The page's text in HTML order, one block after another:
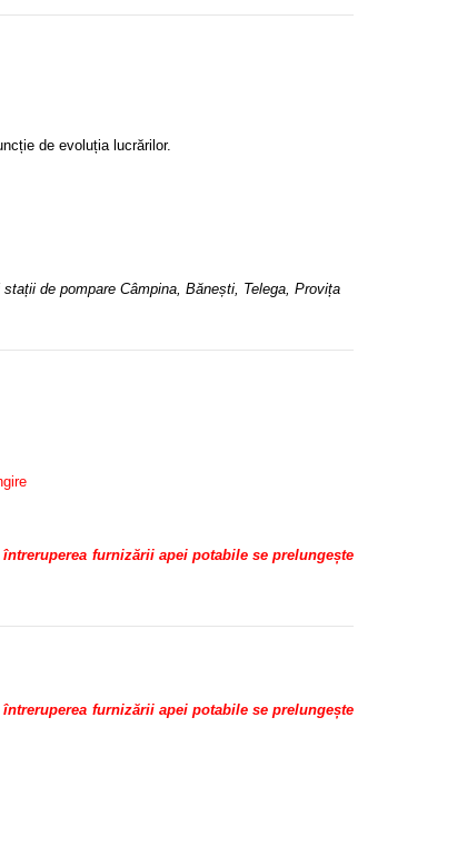
de evoluția lucrărilor.
de pompare Câmpina, Bănești, Telega, Provița
întreruperea furnizării apei potabile se prelungește
întreruperea furnizării apei potabile se prelungește